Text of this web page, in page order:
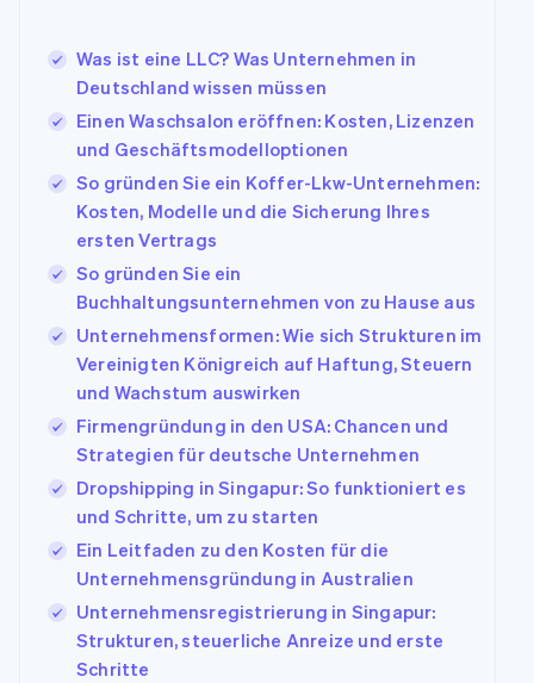
125
Terminal
Zahlungen vor Ort
Authorization
Optimierung der
Autorisierungsraten
Link
Beschleunigter
Bezahlvorgang
Financial
Connections
Verbundene
Finanzdaten
Mehr
Product roadmap
Ausblick
Radar
Betrugsprävention
Atlas
Climate
CO₂-Entnahme
SaaS
Nach Branche
KI-Unternehmen
Gaming
Bewirtung, Reisen und
Freizeit
Versicherungen
Medien und
Unterhaltung
Gemeinnützige
Organisationen
Fachdienstleistungen
Öffentlicher Sektor
Einzelhandel
Ecosystem
Stripe App-Marktplatz
Abonnementverwaltung
nutzungsbasierte
Abrechnung um
Stablecoin-gestützte
Karten ausgeben: So
geht´s
Bereitstellung und
Verwaltung von
Diensten mit Agenten
Ressourcen
App-Integrationen
Code-Beispiele
Entwickler-Blog
API-Status
Stripe Sessions
Karriere
Newsroom
Stripe Press
Kontakt
Sales-Team
kontaktieren
Partner werden
Was ist eine LLC? Was Unternehmen in
Deutschland wissen müssen
Einen Waschsalon eröffnen: Kosten, Lizenzen
und Geschäftsmodelloptionen
So gründen Sie ein Koffer-Lkw-Unternehmen:
Kosten, Modelle und die Sicherung Ihres
ersten Vertrags
So gründen Sie ein
Buchhaltungsunternehmen von zu Hause aus
Unternehmensformen: Wie sich Strukturen im
Vereinigten Königreich auf Haftung, Steuern
und Wachstum auswirken
Firmengründung in den USA: Chancen und
Strategien für deutsche Unternehmen
Dropshipping in Singapur: So funktioniert es
und Schritte, um zu starten
Ein Leitfaden zu den Kosten für die
Unternehmensgründung in Australien
Unternehmensregistrierung in Singapur:
Strukturen, steuerliche Anreize und erste
Schritte